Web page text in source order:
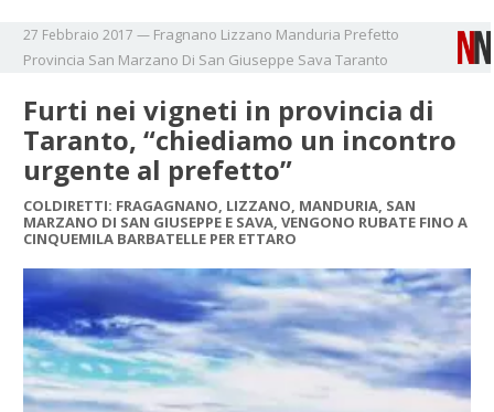
27 Febbraio 2017 — Fragnano Lizzano Manduria Prefetto
Provincia San Marzano Di San Giuseppe Sava Taranto
Furti nei vigneti in provincia di
Taranto, “chiediamo un incontro
urgente al prefetto”
COLDIRETTI: FRAGAGNANO, LIZZANO, MANDURIA, SAN
MARZANO DI SAN GIUSEPPE E SAVA, VENGONO RUBATE FINO A
CINQUEMILA BARBATELLE PER ETTARO